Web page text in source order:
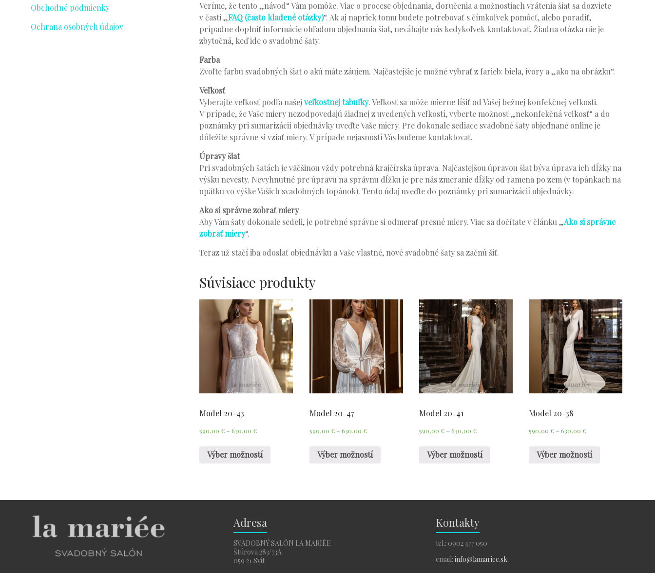
Veríme, že tento „návod“ Vám pomôže. Viac o procese objednania, doručenia a možnostiach vrátenia šiat sa dozviete
v časti „FAQ (často kladené otázky)“. Ak aj napriek tomu budete potrebovať s čímkoľvek pomôcť, alebo poradiť,
prípadne doplniť informácie ohľadom objednania šiat, neváhajte nás kedykoľvek kontaktovať. Žiadna otázka nie je
zbytočná, keď ide o svadobné šaty.
Farba
Zvoľte farbu svadobných šiat o akú máte záujem. Najčastejšie je možné vybrať z farieb: biela, ivory a „ako na obrázku“.
Veľkosť
Vyberajte veľkosť podľa našejveľkostnej tabuľky. Veľkosť sa môže mierne líšiť od Vašej bežnej konfekčnej veľkosti.
V prípade, že Vaše miery nezodpovedajú žiadnej z uvedených veľkostí, vyberte možnosť „nekonfekčná veľkosť“ a do
poznámky pri sumarizácií objednávky uveďte Vaše miery. Pre dokonale sediace svadobné šaty objednané online je
dôležite správne si vziať miery. V prípade nejasností Vás budeme kontaktovať.
Úpravy šiat
Pri svadobných šatách je väčšinou vždy potrebná krajčírska úprava. Najčastejšou úpravou šiat býva úprava ich dĺžky na
výšku nevesty. Nevyhnutné pre úpravu na správnu dĺžku je pre nás zmeranie dĺžky od ramena po zem (v topánkach na
opätku vo výške Vašich svadobných topánok). Tento údaj uveďte do poznámky pri sumarizácií objednávky.
Ako si správne zobrať miery
Aby Vám šaty dokonale sedeli, je potrebné správne si odmerať presné miery. Viac sa dočítate v článku „Ako si správne
zobrať miery“.
Teraz už stačí iba odoslať objednávku a Vaše vlastné, nové svadobné šaty sa začnú šiť.
Súvisiace produkty
Model 20-43
590,00 € –630,00 €
Výber možností
Model 20-47
590,00 €– 630,00 €
Výber možností
Model 20-41
590,00 €– 630,00 €
Výber možností
Model 20-38
590,00 € –630,00 €
Výber možností
Obchodné podmienky
Ochrana osobných údajov
Adresa
SVADOBNÝ SALÓN LA MARIÉE
Štúrova 283/73A
059 21 Svit
Kontakty
tel.: 0902 477 050
email:info@lamariee.sk